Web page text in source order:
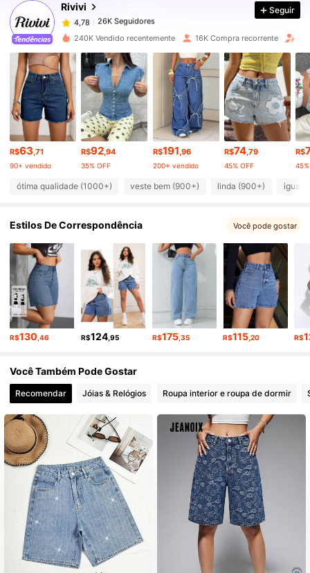
Rivivi
4,78
j***a
pago1 dia atrás
4,78 26K Seguidores
4,78 26K Seguidores
4,78 26K Seguidores
4,78 26K Seguidores
4,78 26K Seguidores
4,78 26K Seguidores
4,78 26K Seguidores
Seguir
240K Vendido recentemente 16K Compra recorrente
R$63,71
90+ vendido
R$92,94
35% OFF
R$191,96
200+ vendido
R$74,79
45% OFF
R$
ótima qualidade (1000+) veste bem (900+) linda (900+) igual
Estilos De Correspondência Você pode gostar
R$130 ,46 R$124 ,95 R$175,35 R$115 ,20 R$
Você Também Pode Gostar
Recomendar Jóias & Relógios Roupa interior e roupa de dormir